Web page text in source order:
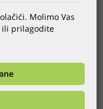
Molimo Vas
ili prilagodite